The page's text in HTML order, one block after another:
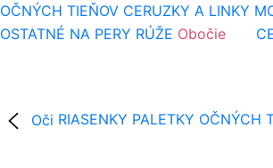
OČNÝCH TIEŇOV CERUZKY A LINKY
OSTATNÉ NA PERY RÚŽE Obočie
Oči RIASENKY PALETKY OČNÝCH